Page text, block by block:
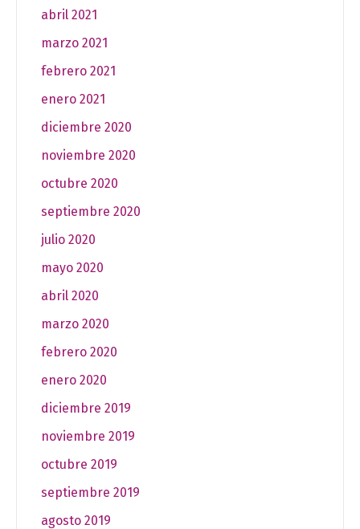
abril 2021
marzo 2021
febrero 2021
enero 2021
diciembre 2020
noviembre 2020
octubre 2020
septiembre 2020
julio 2020
mayo 2020
abril 2020
marzo 2020
febrero 2020
enero 2020
diciembre 2019
noviembre 2019
octubre 2019
septiembre 2019
agosto 2019